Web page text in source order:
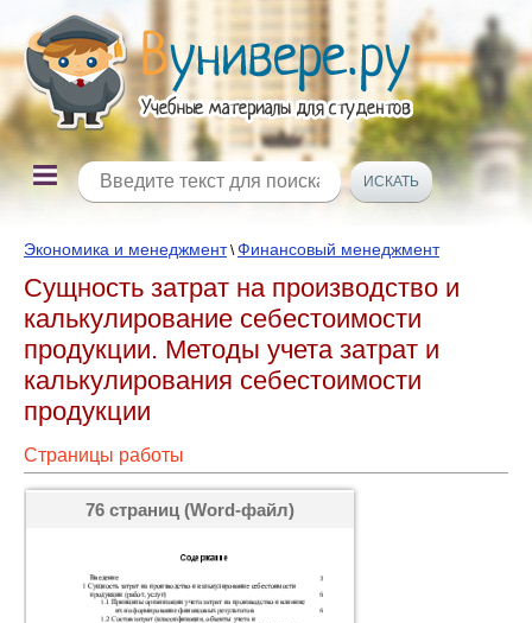
Экономика и менеджмент\Финансовый менеджмент
Сущность затрат на производство и
калькулирование себестоимости
продукции. Методы учета затрат и
калькулирования себестоимости
продукции
Страницы работы
76 страниц (Word-файл)